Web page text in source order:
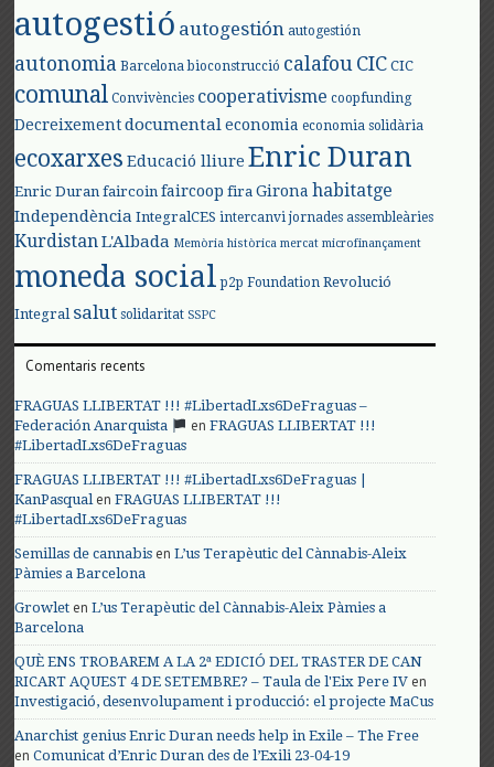
autogestió autogestión autogestión
autonomia Barcelona bioconstrucció calafouCIC CIC
comunal Convivències cooperativisme coopfunding
Decreixement documental economia economia solidària
ecoxarxes Educació lliure Enric Duran
Enric Duran faircoin faircoop fira Girona habitatge
Independència IntegralCES intercanvi jornades assembleàries
KurdistanL'Albada Memòria històrica mercat microfinançament
moneda social p2p Foundation Revolució
Integral salut solidaritat SSPC
Comentaris recents
FRAGUAS LLIBERTAT !!! #LibertadLxs6DeFraguas –
Federación Anarquista
enFRAGUAS LLIBERTAT !!!
#LibertadLxs6DeFraguas
FRAGUAS LLIBERTAT !!! #LibertadLxs6DeFraguas |
KanPasqualenFRAGUAS LLIBERTAT !!!
#LibertadLxs6DeFraguas
Semillas de cannabis enL’us Terapèutic del Cànnabis-Aleix
Pàmies a Barcelona
Growlet enL’us Terapèutic del Cànnabis-Aleix Pàmies a
Barcelona
QUÈ ENS TROBAREM A LA 2ª EDICIÓ DEL TRASTER DE CAN
RICART AQUEST 4 DE SETEMBRE? – Taula de l'Eix Pere IV en
Investigació, desenvolupament i producció: el projecte MaCus
Anarchist genius Enric Duran needs help in Exile – The Free
enComunicat d’Enric Duran des de l’Exili 23-04-19